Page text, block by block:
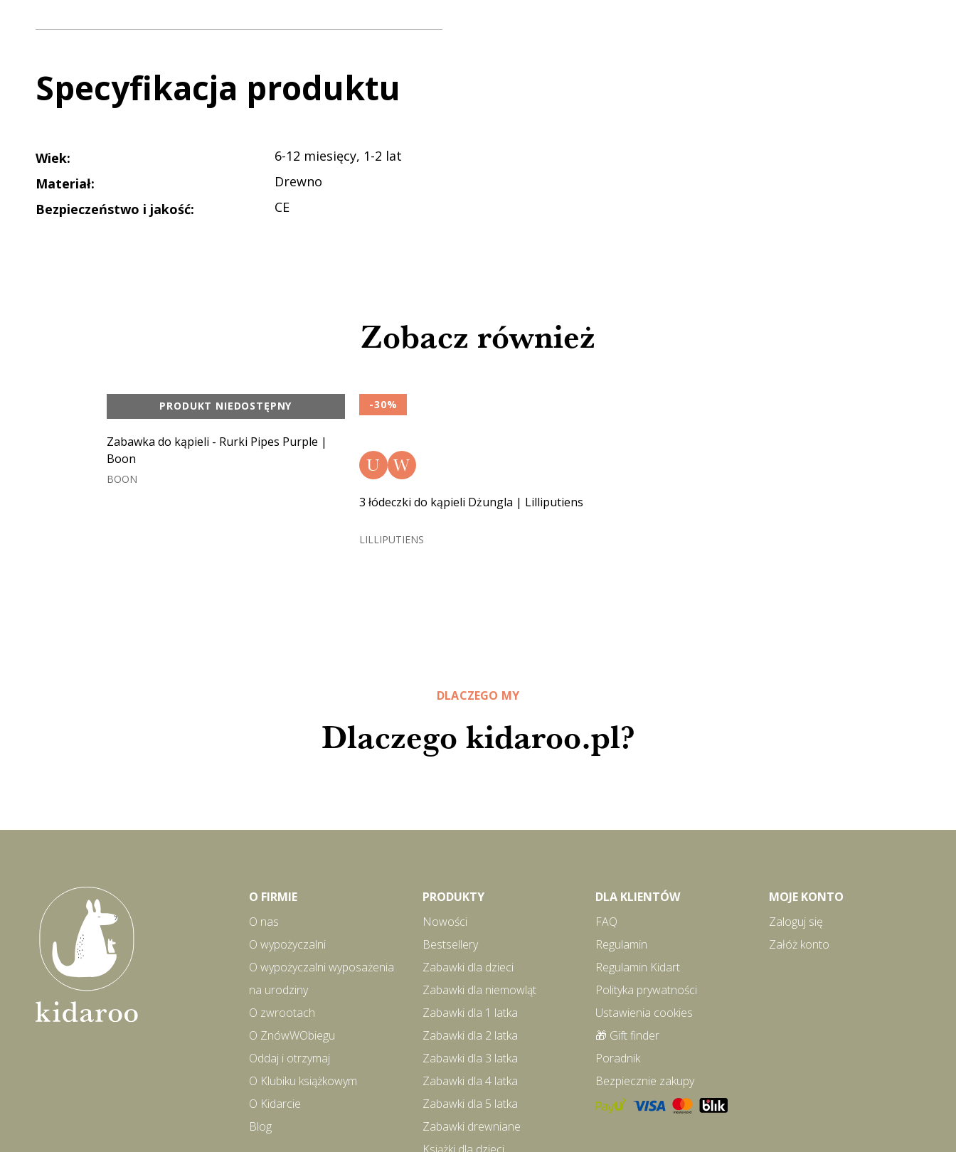
Specyfikacja produktu
Wiek:
6-12 miesięcy, 1-2 lat
Materiał:
Drewno
Bezpieczeństwo i jakość: CE
Zobacz również
Zabawka do kąpieli - Rurki Pipes Purple |
Boon
BOON
PRODUKT NIEDOSTĘPNY
U W
3 łódeczki do kąpieli Dżungla | Lilliputiens
LILLIPUTIENS
-30%
Dlaczego kidaroo.pl?
DLACZEGO MY
O FIRMIE
O nas
O wypożyczalni
O wypożyczalni wyposażenia
na urodziny
O zwrootach
O ZnówWObiegu
Oddaj i otrzymaj
O Klubiku książkowym
O Kidarcie
Blog
PRODUKTY
Nowości
Bestsellery
Zabawki dla dzieci
Zabawki dla niemowląt
Zabawki dla 1 latka
Zabawki dla 2 latka
Zabawki dla 3 latka
Zabawki dla 4 latka
Zabawki dla 5 latka
Zabawki drewniane
DLA KLIENTÓW
FAQ
Regulamin
Regulamin Kidart
Polityka prywatności
Ustawienia cookies
🎁 Gift finder
Poradnik
Bezpiecznie zakupy
MOJE KONTO
Zaloguj się
Załóż konto